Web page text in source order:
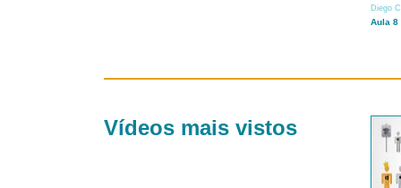
Diego
Aula 8
Vídeos mais vistos